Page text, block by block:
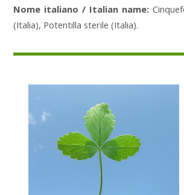
Nome italiano / Italian name:
(Italia), Potentilla sterile (Italia).